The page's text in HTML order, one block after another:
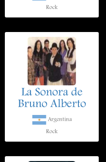
Rock
La Sonora de
Bruno Alberto
Argentina
Rock